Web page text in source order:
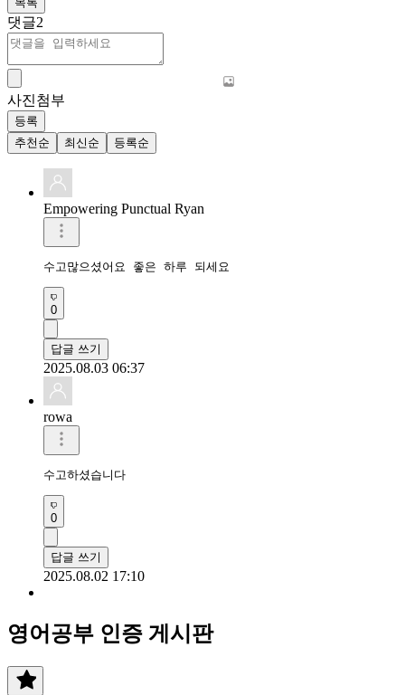
댓글2
사진첨부
등록
추천순
최신순 등록순
Empowering Punctual Ryan
수고많으셨어요 좋은 하루 되세요
0
답글 쓰기
2025.08.03 06:37
rowa
수고하셨습니다
0
답글 쓰기
2025.08.02 17:10
영어공부 인증 게시판